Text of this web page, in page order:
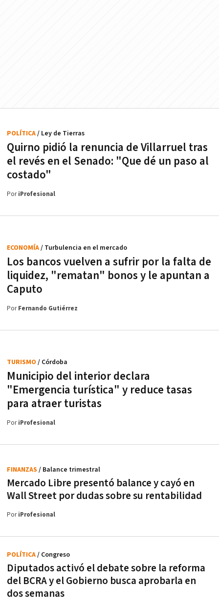
Quirno pidió la renuncia de Villarruel tras
el revés en el Senado: "Que dé un paso al
costado"
POLÍTICA/ Ley de Tierras
PoriProfesional
Los bancos vuelven a sufrir por la falta de
liquidez, "rematan" bonos y le apuntan a
Caputo
ECONOMÍA/ Turbulencia en el mercado
PorFernando Gutiérrez
Municipio del interior declara
"Emergencia turística" y reduce tasas
para atraer turistas
TURISMO / Córdoba
PoriProfesional
Mercado Libre presentó balance y cayó en
Wall Street por dudas sobre su rentabilidad
FINANZAS / Balance trimestral
PoriProfesional
Diputados activó el debate sobre la reforma
del BCRA y el Gobierno busca aprobarla en
dos semanas
POLÍTICA/ Congreso